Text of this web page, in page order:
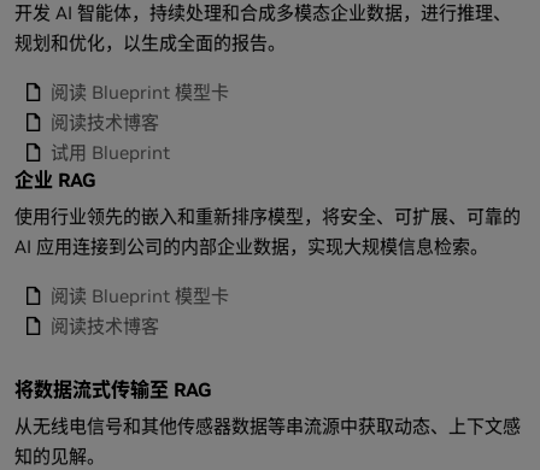
开发 AI 智能体，持续处理和合成多模态企业数据，进行推理、
规划和优化，以生成全面的报告。
阅读 Blueprint 模型卡
阅读技术博客
试用 Blueprint
企业 RAG
使用行业领先的嵌入和重新排序模型，将安全、可扩展、可靠的
AI 应用连接到公司的内部企业数据，实现大规模信息检索。
阅读 Blueprint 模型卡
阅读技术博客
将数据流式传输至 RAG
从无线电信号和其他传感器数据等串流源中获取动态、上下文感
知的见解。